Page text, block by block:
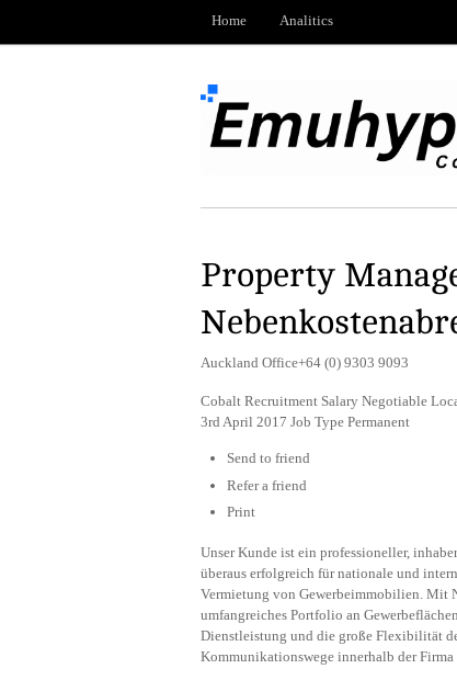
Home Analitics
Property
Auckland Office+64 (0) 9303 9093
Cobalt Recruitment Salary Negotiable
3rd April 2017 Job Type Permanent
Send to friend
Refer a friend
Print
Unser Kunde ist ein professioneller,
überaus erfolgreich für nationale und
Vermietung von Gewerbeimmobilien. Mit
umfangreiches Portfolio an
Dienstleistung und die große Flexibilität
Kommunikationswege innerhalb der